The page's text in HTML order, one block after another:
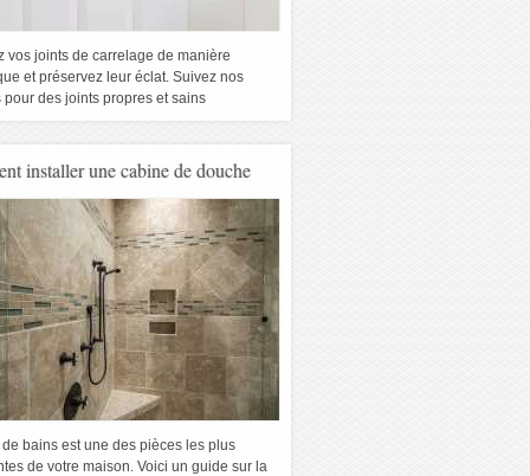
vos joints de carrelage de manière
et préservez leur éclat. Suivez nos
pour des joints propres et sains
installer une cabine de douche
bains est une des pièces les plus
de votre maison. Voici un guide sur la